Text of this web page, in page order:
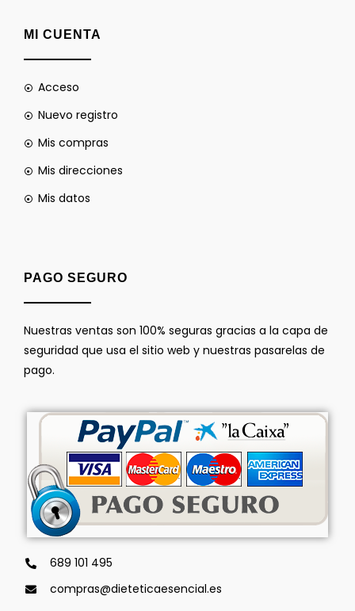
MI CUENTA
Acceso
Nuevo registro
Mis compras
Mis direcciones
Mis datos
PAGO SEGURO
Nuestras ventas son 100% seguras gracias a la capa de
seguridad que usa el sitio web y nuestras pasarelas de
pago.
689 101 495
compras@dieteticaesencial.es